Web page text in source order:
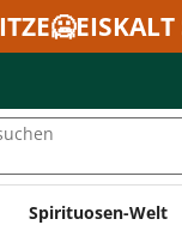
Spirituosen-Welt